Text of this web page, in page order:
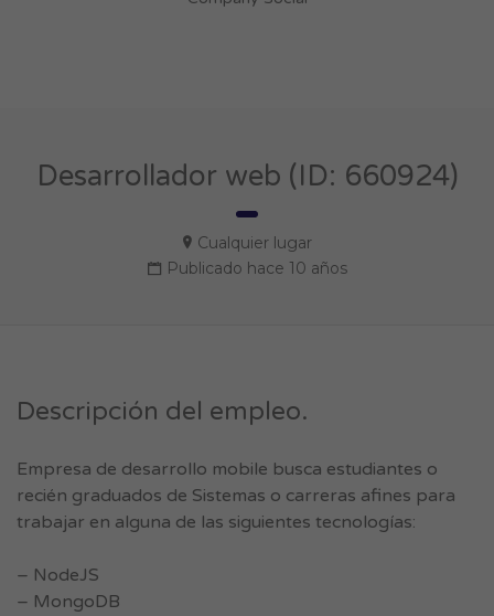
Desarrollador web (ID: 660924)
Cualquier lugar
Publicado hace 10 años
Descripción del empleo.
Empresa de desarrollo mobile busca estudiantes o
recién graduados de Sistemas o carreras afines para
trabajar en alguna de las siguientes tecnologías:
– NodeJS
– MongoDB